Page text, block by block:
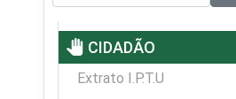
pan_tool CIDADÃO
Extrato I.P.T.U